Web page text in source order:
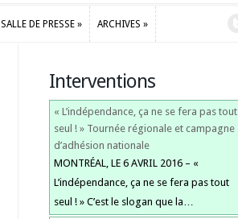
SALLE DE PRESSE » ARCHIVES »
Interventions
« L’indépendance, ça ne se fera pas tout
seul ! » Tournée régionale et campagne
d’adhésion nationale
MONTRÉAL, LE 6 AVRIL 2016 – «
L’indépendance, ça ne se fera pas tout
seul ! » C’est le slogan que la…